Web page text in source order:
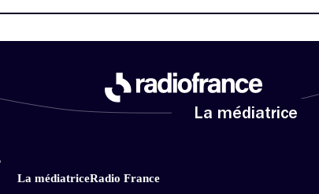
La médiatrice
La médiatriceRadio France